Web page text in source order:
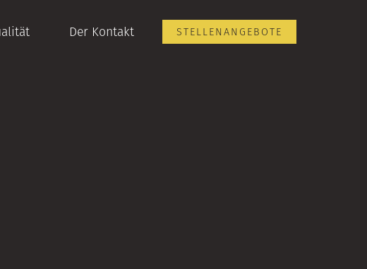
Der Kontakt STELLENANGEBOTE